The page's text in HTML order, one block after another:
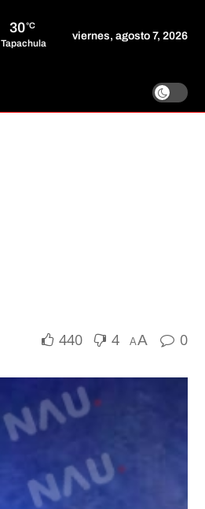
30°C
Tapachula
viernes, agosto 7, 2026
440 4 AA 0